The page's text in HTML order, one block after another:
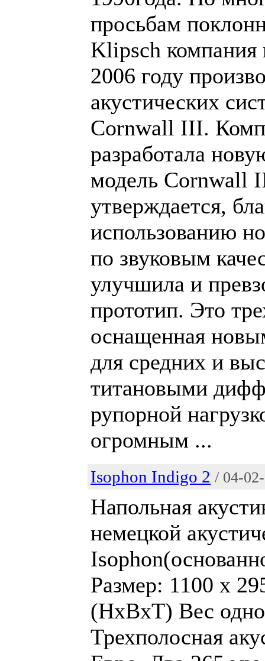
просьбам
Klipsch компания
2006 году
акустических
Cornwall III.
разработала
модель Cornwall
утверждается,
использованию
по звуковым
улучшила и
прототип. Это
оснащенная
для средних и
титановыми
рупорной
огромным ...
Isophon Indigo 2 / 04-
Напольная
немецкой
Размер: 1100 x
(HxBxT) Вес
Трехполосная